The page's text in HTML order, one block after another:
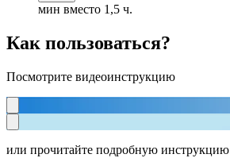
мин вместо 1,5 ч.
Как пользоваться?
Посмотрите видеоинструкцию
или прочитайте подробную инструкцию